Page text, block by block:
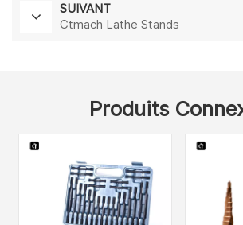
SUIVANT
Ctmach Lathe Stands
Produits